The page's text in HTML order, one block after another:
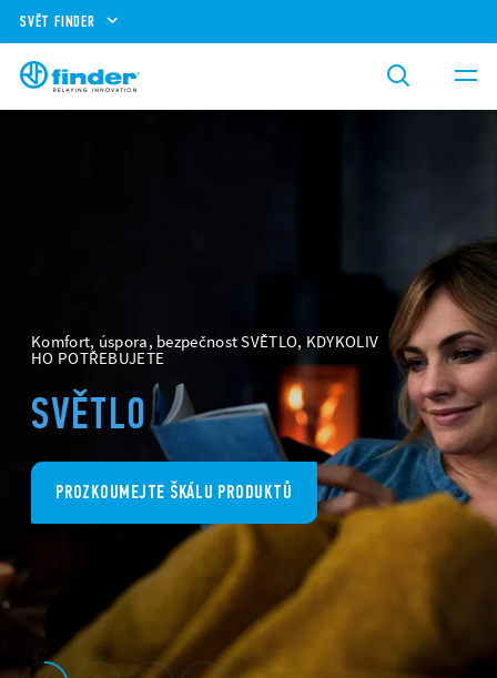
SVĚT FINDER
Spolehlivost, bezpečnost, zkušenost
SPRÁVA ENERGIE
ENERGIE
PROZKOUMEJTE ŠKÁLU PRODUKTŮ